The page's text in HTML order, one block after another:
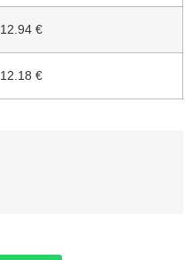
12.94 €
12.18 €